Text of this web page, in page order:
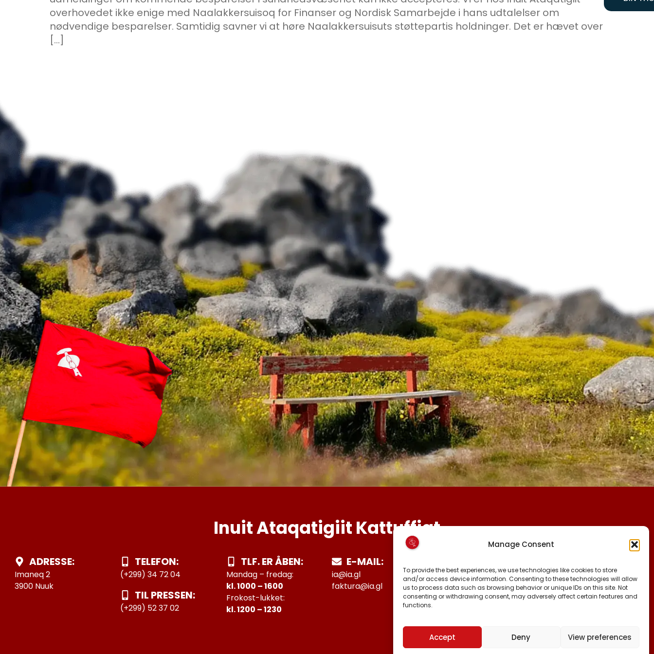
Manage Consent
To provide the best experiences, we use technologies like cookies to store
and/or access device information. Consenting to these technologies will allow
us to process data such as browsing behavior or unique IDs on this site. Not
consenting or withdrawing consent, may adversely affect certain features and
functions.
Accept Deny View preferences
overhovedet ikke enige med Naalakkersuisoq for Finanser og Nordisk Samarbejde i hans udtalelser om
nødvendige besparelser. Samtidig savner vi at høre Naalakkersuisuts støttepartis holdninger. Det er hævet over
[…]
Inuit Ataqatigiit Kattuffiat
ADRESSE:
Imaneq 2
3900 Nuuk
TELEFON:
(+299) 34 72 04
TIL PRESSEN:
(+299) 52 37 02
TLF. ER ÅBEN:
Mandag – fredag:
kl. 1000 – 1600
Frokost-lukket:
kl. 1200 – 1230
E-MAIL:
ia@ia.gl
faktura@ia.gl
25027388
KONTO NR:
FACEBOOK
INSTAGRAM
TIKTOK